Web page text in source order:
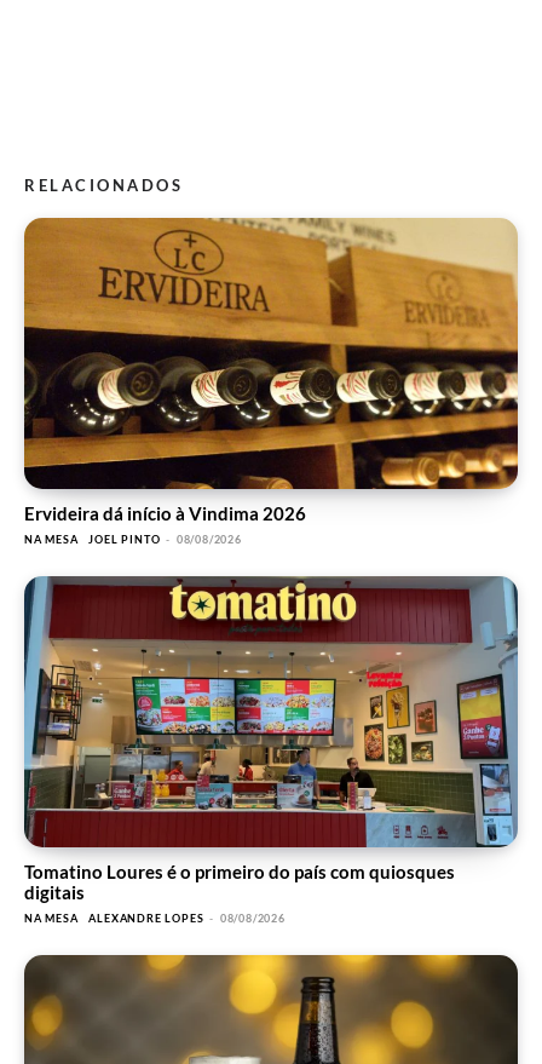
RELACIONADOS
Ervideira dá início à Vindima 2026
NA MESA JOEL PINTO - 08/08/2026
Tomatino Loures é o primeiro do país com quiosques
digitais
NA MESA ALEXANDRE LOPES - 08/08/2026